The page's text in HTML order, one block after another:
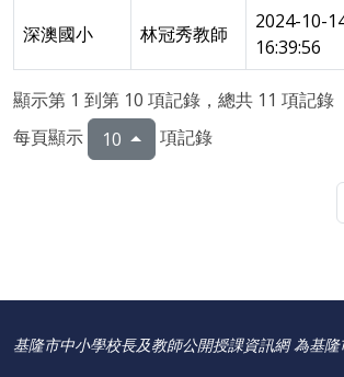
深澳國小 林冠秀教師
2024-10-
16:39:56
顯示第 1 到第 10 項記錄，總共 11 項記錄
每頁顯示
10 項記錄
基隆市中小學校長及教師公開授課資訊網 為基隆